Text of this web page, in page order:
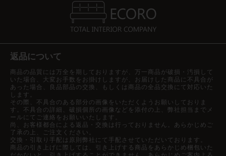
返品について
商品の品質には万全を期しておりますが、万一商品が破損・汚損して
いた場合、大変お手数をお掛けしますが、お届けした商品に不具合が
あった場合、良品部品の交換、もしくは商品の全品交換にて対応いた
します。
その際、不具合のある部分の画像をいただくようお願いしておりま
す。不具合の詳細、破損個所の画像などを添付の上、弊社担当までメ
ールにてご連絡をお願いいたします。
尚、お客様都合による返品・交換は行っておりません。あらかじめご
了承の上、ご注文ください。
交換・引取り手配は原則弊社にて手配させていただいております。
商品の引き上げに際しては、引き上げする商品をあらかじめ梱包いた